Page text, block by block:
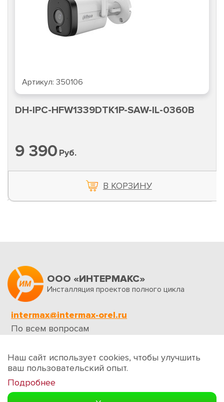
Артикул: 350106
DH-IPC-HFW1339DTK1P-SAW-IL-0360B
9 390 Руб.
В КОРЗИНУ
ООО «ИНТЕРМАКС»
Инсталляция проектов полного цикла
intermax@intermax-orel.ru
По всем вопросам
Обратная связь
Наш сайт использует cookies, чтобы улучшить
ваш пользовательский опыт.
Подробнее